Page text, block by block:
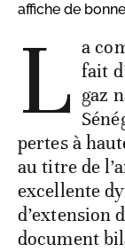
affiche de
L a
fait
gaz
pertes à
au titre de
excellente
d’extension
document